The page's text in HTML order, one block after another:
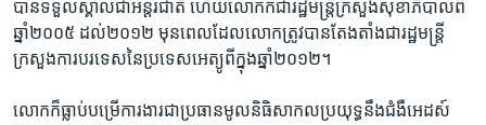
បាន​ទទួល​ស្គាល់​ជា​អន្តរជាតិ ហើយ​លោក​ក៏​ជារដ្ឋ​មន្រ្តី​ក្រសួង​សុខាភិ​បាល​ពី​
ឆ្នាំ​២០០៥​ ដល់​២០១២​ មុន​ពេល​ដែល​លោក​ត្រូវ​បាន​តែង​តាំង​ជា​រដ្ឋ​មន្រ្តី​
ក្រសួង​ការបរទេស​នៃ​ប្រទេស​អេត្យូពី​ក្នុង​ឆ្នាំ​២០១២។
លោក​ក៏​ធ្លាប់​បម្រើ​ការងារ​ជា​ប្រធាន​មូលនិធិ​សាកល​ប្រយុទ្ធ​នឹង​ជំងឺ​អេដស៍